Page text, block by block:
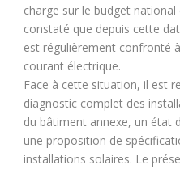
charge sur le budget
constaté que depuis cette
est régulièrement confronté
courant électrique.
Face à cette situation, il est
diagnostic complet des
du bâtiment annexe, un état
une proposition de
installations solaires. Le